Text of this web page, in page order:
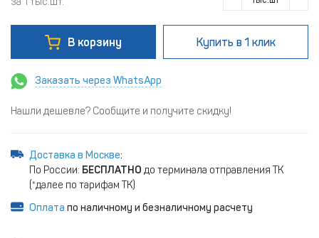
В корзину Купить в 1 клик
Заказать через WhatsApp
Нашли дешевле? Сообщите и получите скидку!
Доставка в Москве:
По России: БЕСПЛАТНО до терминала отправления ТК
(*далее по тарифам ТК)
Оплата по наличному и безналичному расчету